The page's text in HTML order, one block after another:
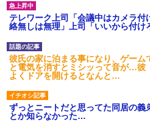
テレワーク上司「会議中はカメラ
絡無しは無理」上司「いいから付け
彼氏の家に泊まる事になり、ゲーム
と電気を消すとミシッって音が…
よくドアを開けるとなんと…
ずっとニートだと思ってた同居の義
とか知らなかった…